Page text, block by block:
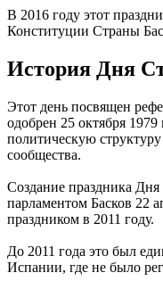
В 2016 году этот
Конституции Страны
История Дня
Этот день посвящен
одобрен 25 октября
политическую
сообщества.
Создание праздника
парламентом Басков 22
праздником в 2011 году.
До 2011 года это был
Испании, где не было